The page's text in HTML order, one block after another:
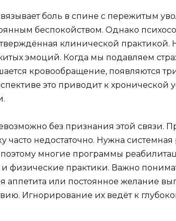
боль в спине с пережитым
беспокойством. Однако
клинической практикой.
эмоций. Когда мы подавляем
кровообращение, появляются
это приводит к хронической
без признания этой связи.
часто недостаточно. Нужна системная
многие программы
и физические практики. Важно
аппетита или постоянное желание
Игнорирование их ведёт к